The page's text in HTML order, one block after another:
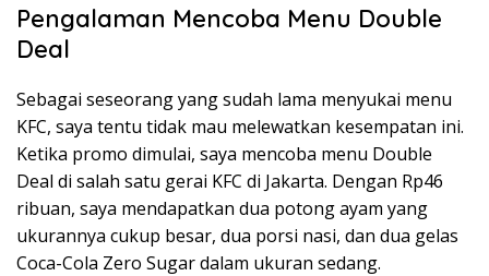
Pengalaman Mencoba Menu Double
Deal
Sebagai seseorang yang sudah lama menyukai menu
KFC, saya tentu tidak mau melewatkan kesempatan ini.
Ketika promo dimulai, saya mencoba menu Double
Deal di salah satu gerai KFC di Jakarta. Dengan Rp46
ribuan, saya mendapatkan dua potong ayam yang
ukurannya cukup besar, dua porsi nasi, dan dua gelas
Coca-Cola Zero Sugar dalam ukuran sedang.